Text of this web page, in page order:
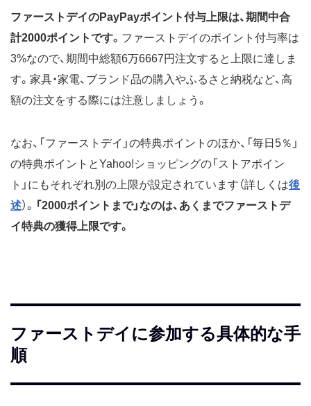
ファーストデイのPayPayポイント付与上限は、期間中合
計2000ポイントです。 ファーストデイのポイント付与率は
3%なので、期間中総額6万6667円注文すると上限に達しま
す。家具・家電、ブランド品の購入やふるさと納税など、高
額の注文をする際には注意しましょう。
なお、「ファーストデイ」の特典ポイントのほか、「毎日5％」
の特典ポイントとYahoo!ショッピングの「ストアポイン
ト」にもそれぞれ別の上限が設定されています（詳しくは後
述）。 「2000ポイントまで」なのは、あくまでファーストデ
イ特典の獲得上限です。
ファーストデイに参加する具体的な手
順